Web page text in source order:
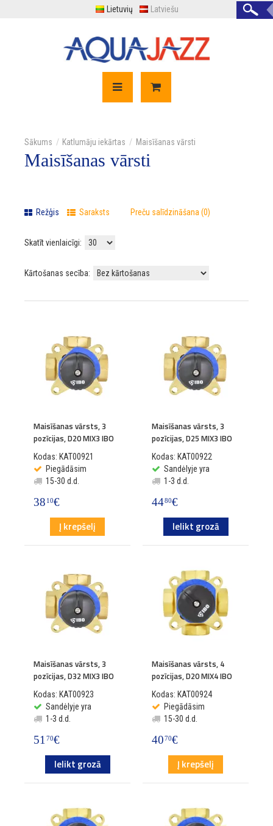
Lietuvių Latviešu
Katlumāju iekārtas Maisīšanas vārsti
Maisīšanas vārsti
Režģis Saraksts Preču salīdzināšana (0)
Skatīt vienlaicīgi:
Kārtošanas secība:
Maisīšanas vārsts, 3
pozīcijas, D20 MIX3 IBO
Kodas: KAT00921
Piegādāsim
15-30 d.d.
38 10€
Į krepšelį
Maisīšanas vārsts, 3
pozīcijas, D25 MIX3 IBO
Kodas: KAT00922
Sandėlyje yra
1-3 d.d.
4480€
Ielikt grozā
Maisīšanas vārsts, 3
pozīcijas, D32 MIX3 IBO
Kodas: KAT00923
Sandėlyje yra
1-3 d.d.
5170€
Ielikt grozā
Maisīšanas vārsts, 4
pozīcijas, D20 MIX4 IBO
Kodas: KAT00924
Piegādāsim
15-30 d.d.
4070€
Į krepšelį